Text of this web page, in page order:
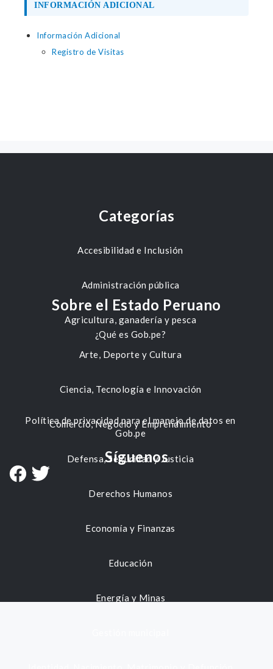
INFORMACIÓN ADICIONAL
Información Adicional
Registro de Visitas
Categorías
Accesibilidad e Inclusión
Administración pública
Agricultura, ganadería y pesca
Arte, Deporte y Cultura
Ciencia, Tecnología e Innovación
Comercio, Negocio y Emprendimiento
Defensa, Seguridad y Justicia
Derechos Humanos
Economía y Finanzas
Educación
Energía y Minas
Sobre el Estado Peruano
¿Qué es Gob.pe?
Política de privacidad para el manejo de datos en
Gob.pe
Síguenos